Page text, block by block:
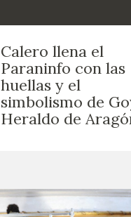
Calero llena el
Paraninfo con las
huellas y el
simbolismo de
Heraldo de